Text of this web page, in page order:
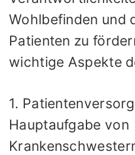
Wohlbefinden und
Patienten zu
wichtige Aspekte
1.
Hauptaufgabe von